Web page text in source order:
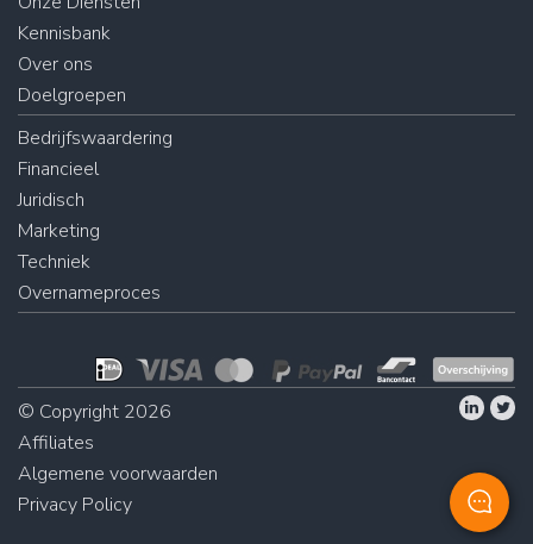
Kennisbank
Over ons
Doelgroepen
Bedrijfswaardering
Financieel
Juridisch
Marketing
Techniek
Overnameproces
© Copyright 2026
Affiliates
Algemene voorwaarden
Privacy Policy